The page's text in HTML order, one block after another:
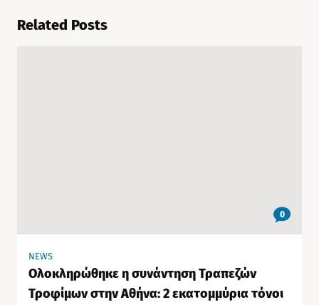
Related Posts
0
NEWS
Ολοκληρώθηκε η συνάντηση Τραπεζών
Τροφίμων στην Αθήνα: 2 εκατομμύρια τόνοι